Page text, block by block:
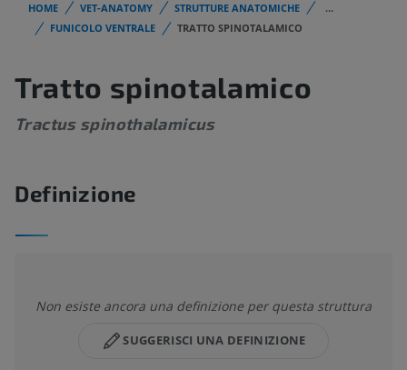
HOME VET-ANATOMY STRUTTURE ANATOMICHE
...
FUNICOLO VENTRALE
TRATTO SPINOTALAMICO
Tratto spinotalamico
Tractus spinothalamicus
Definizione
Non esiste ancora una definizione per questa struttura
SUGGERISCI UNA DEFINIZIONE